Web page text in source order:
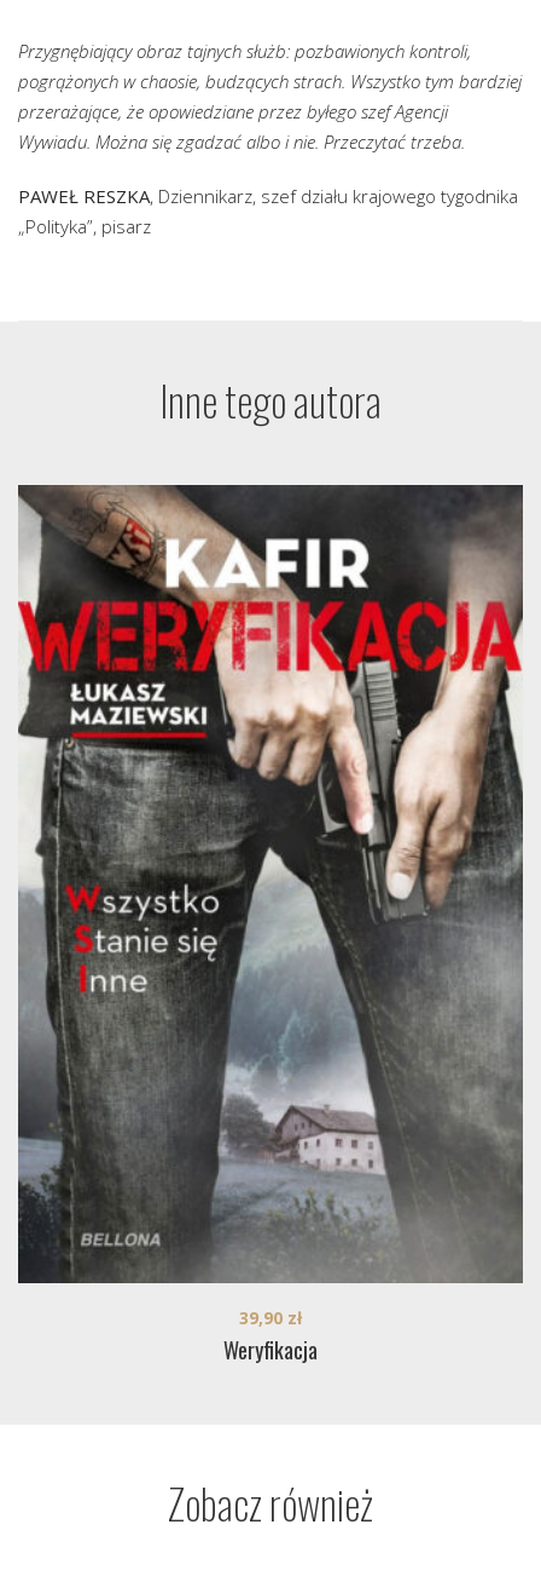
Przygnębiający obraz tajnych służb: pozbawionych kontroli,
pogrążonych w chaosie, budzących strach. Wszystko tym bardziej
przerażające, że opowiedziane przez byłego szef Agencji
Wywiadu. Można się zgadzać albo i nie. Przeczytać trzeba.
PAWEŁ RESZKA, Dziennikarz, szef działu krajowego tygodnika
„Polityka”, pisarz
Inne tego autora
Weryfikacja
39,90 zł
Zobacz również